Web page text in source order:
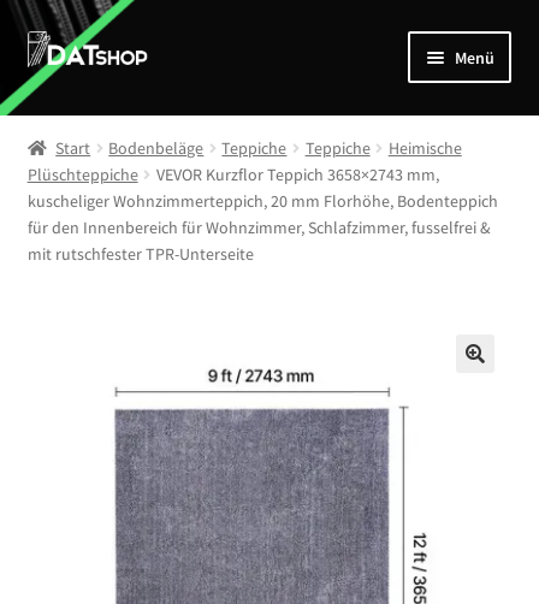
Zur
Navigation
springen
Zum
Inhalt
springen
Menü
Home
Shop
öffnen
Mein Account
Start Bodenbeläge Teppiche Teppiche
Heimische
Plüschteppiche
VEVOR Kurzflor Teppich 3658×2743 mm,
kuscheliger Wohnzimmerteppich, 20 mm Florhöhe, Bodenteppich
für den Innenbereich für Wohnzimmer, Schlafzimmer, fusselfrei &
mit rutschfester TPR-Unterseite